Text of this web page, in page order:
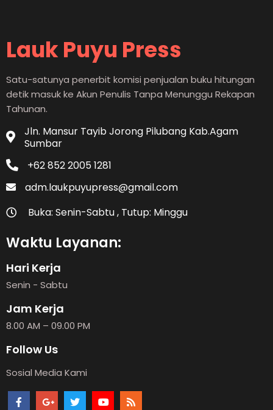
Lauk Puyu Press
Satu-satunya penerbit komisi penjualan buku hitungan
detik masuk ke Akun Penulis Tanpa Menunggu Rekapan
Tahunan.
Jln. Mansur Tayib Jorong Pilubang Kab.Agam
Sumbar
+62 852 2005 1281
adm.laukpuyupress@gmail.com
Buka: Senin-Sabtu , Tutup: Minggu
Waktu Layanan:
Hari Kerja
Senin - Sabtu
Jam Kerja
8.00 AM – 09.00 PM
Follow Us
Sosial Media Kami